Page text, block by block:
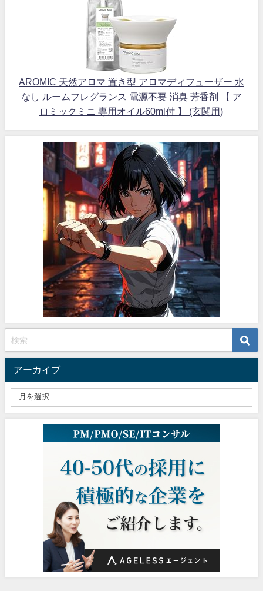
AROMIC 天然アロマ 置き型 アロマディフューザー 水
なし ルームフレグランス 電源不要 消臭 芳香剤 【 ア
ロミックミニ 専用オイル60ml付 】 (玄関用)
アーカイブ